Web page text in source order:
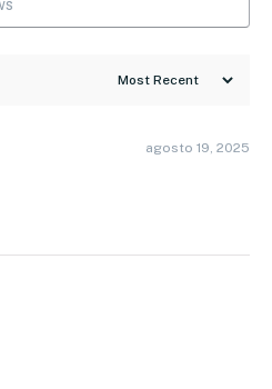
agosto 19, 2025